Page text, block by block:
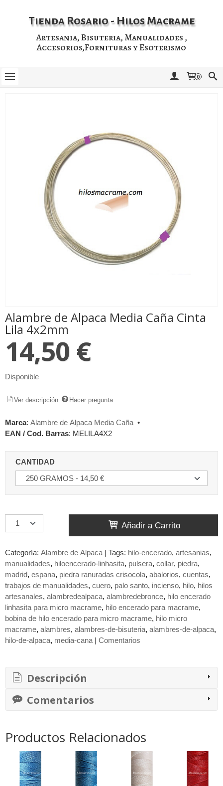
Tienda Rosario - Hilos Macrame
Artesania, Bisuteria, Manualidades ,
Accesorios,Fornituras y Esoterismo
0
Alambre de Alpaca Media Caña Cinta
Lila 4x2mm
14,50 €
Disponible
Ver descripción Hacer pregunta
Marca: Alambre de Alpaca Media Caña •
EAN / Cod. Barras: MELILA4X2
CANTIDAD
Añadir a Carrito
Categoría: Alambre de Alpaca | Tags: hilo-encerado artesanias
manualidades hiloencerado-linhasita pulsera collar piedra
madrid espana piedra ranuradas crisocola abalorios cuentas
trabajos de manualidades cuero palo santo incienso hilo hilos
artesanales alambredealpaca alambredebronce hilo encerado
linhasita para micro macrame hilo encerado para macrame
bobina de hilo encerado para micro macrame hilo micro
macrame alambres alambres-de-bisuteria alambres-de-alpaca
hilo-de-alpaca media-cana | Comentarios
Descripción
Comentarios
Productos Relacionados